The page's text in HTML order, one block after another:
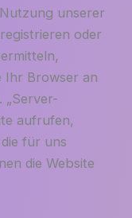
unserer
oder
Ihr Browser an
„Server-
aufrufen,
für uns
die Website